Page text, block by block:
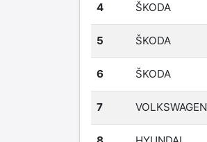
4 ŠKODA
5 ŠKODA
6 ŠKODA
7 VOLKSWAGEN